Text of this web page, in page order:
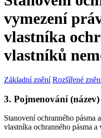
vymezení
vlastníka
vlastníků
Základní znění Rozšířené
3. Pojmenování
Stanovení ochranného pásma
vlastníka ochranného pásma